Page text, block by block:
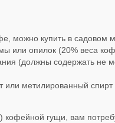
можно купить в садовом
или опилок (20% веса
(должны содержать не
метилированный
кофейной гущи, вам